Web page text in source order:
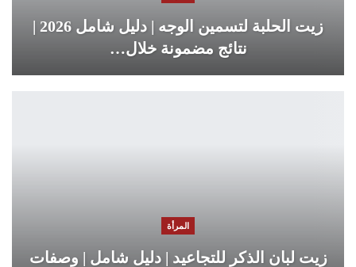
زيت الحلبة لتسمين الوجه | دليل شامل 2026 |
نتائج مضمونة خلال…
المرأة
زيت لبان الذكر للتجاعيد | دليل شامل | وصفات